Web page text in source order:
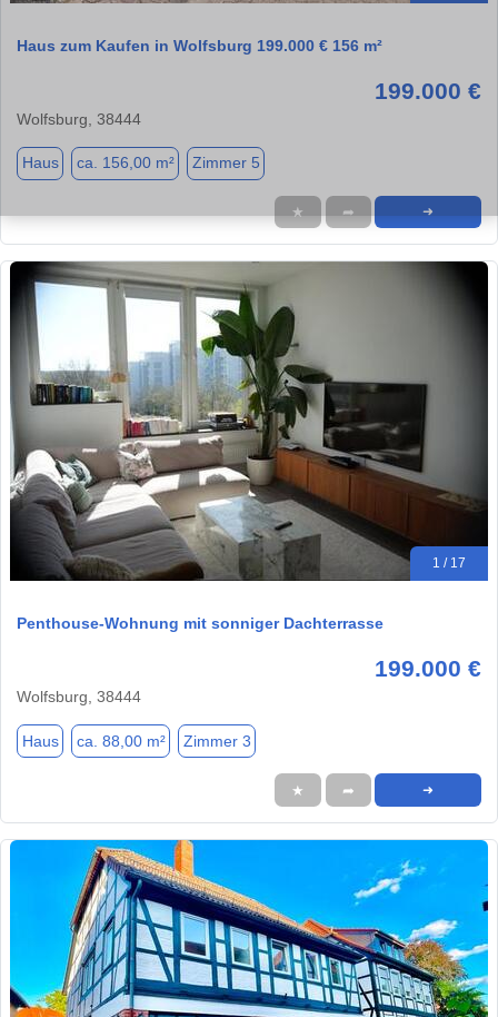
Haus zum Kaufen in Wolfsburg 199.000 € 156 m²
199.000 €
Wolfsburg, 38444
Haus ca. 156,00 m² Zimmer 5
★ ➦ ➜
1 / 17
Penthouse-Wohnung mit sonniger Dachterrasse
199.000 €
Wolfsburg, 38444
Haus ca. 88,00 m² Zimmer 3
★ ➦ ➜